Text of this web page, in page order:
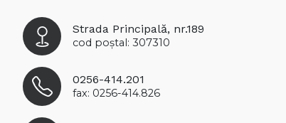
Strada Principală, nr.189
cod poștal: 307310
0256-414.201
fax: 0256-414.826